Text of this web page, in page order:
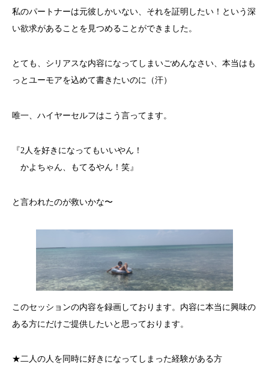
私のパートナーは元彼しかいない、それを証明したい！という深
い欲求があることを見つめることができました。
とても、シリアスな内容になってしまいごめんなさい、本当はも
っとユーモアを込めて書きたいのに（汗）
唯一、ハイヤーセルフはこう言ってます。
『2人を好きになってもいいやん！
かよちゃん、もてるやん！笑』
と言われたのが救いかな〜
このセッションの内容を録画しております。内容に本当に興味の
ある方にだけご提供したいと思っております。
★二人の人を同時に好きになってしまった経験がある方